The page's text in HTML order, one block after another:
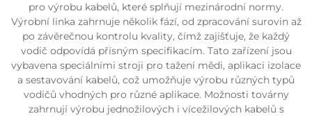
pro výrobu kabelů, které splňují mezinárodní normy.
Výrobní linka zahrnuje několik fází, od zpracování surovin až
po závěrečnou kontrolu kvality, čímž zajišťuje, že každý
vodič odpovídá přísným specifikacím. Tato zařízení jsou
vybavena speciálními stroji pro tažení mědi, aplikaci izolace
a sestavování kabelů, což umožňuje výrobu různých typů
vodičů vhodných pro různé aplikace. Možnosti továrny
zahrnují výrobu jednožilových i vícežilových kabelů s